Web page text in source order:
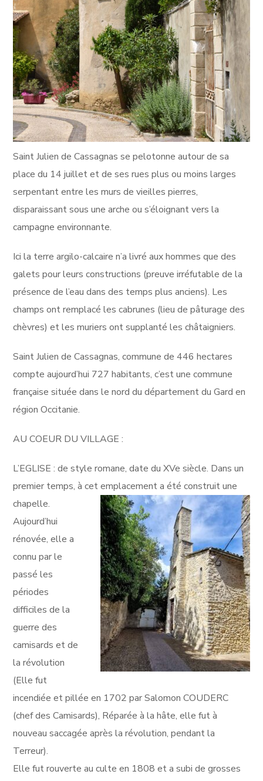
Saint Julien de Cassagnas se pelotonne autour de sa
place du 14 juillet et de ses rues plus ou moins larges
serpentant entre les murs de vieilles pierres,
disparaissant sous une arche ou s’éloignant vers la
campagne environnante.
Ici la terre argilo-calcaire n’a livré aux hommes que des
galets pour leurs constructions (preuve irréfutable de la
présence de l’eau dans des temps plus anciens). Les
champs ont remplacé les cabrunes (lieu de pâturage des
chèvres) et les muriers ont supplanté les châtaigniers.
Saint Julien de Cassagnas, commune de 446 hectares
compte aujourd’hui 727 habitants, c’est une commune
française située dans le nord du département du Gard en
région Occitanie.
AU COEUR DU VILLAGE :
L’EGLISE : de style romane, date du XVe siècle. Dans un
premier temps, à cet emplacement a été construitune
chapelle.
Aujourd’hui
rénovée, elle a
connu par le
passé les
périodes
difficiles de la
guerre des
camisards et de
la révolution
(Elle fut
incendiée et pillée en 1702 par Salomon COUDERC
(chef des Camisards), Réparée à la hâte, elle fut à
nouveau saccagée après la révolution, pendant la
Terreur).
Elle fut rouverte au culte en 1808 et a subi de grosses